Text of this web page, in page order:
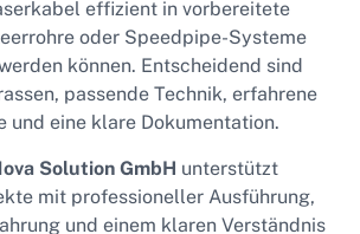
effizient in vorbereitete
oder Speedpipe-Systeme
können. Entscheidend sind
passende Technik, erfahrene
und eine klare Dokumentation.
Solution GmbH unterstützt
mit professioneller Ausführung,
und einem klaren Verständnis